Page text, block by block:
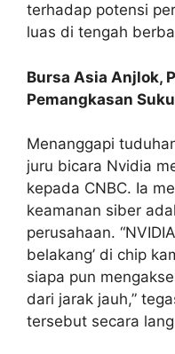
terhadap potensi
luas di tengah
Bursa Asia Anjlok,
Pemangkasan
Menanggapi
juru bicara Nvidia
kepada CNBC. Ia
keamanan siber
perusahaan.
belakang’ di chip
siapa pun
dari jarak jauh,”
tersebut secara